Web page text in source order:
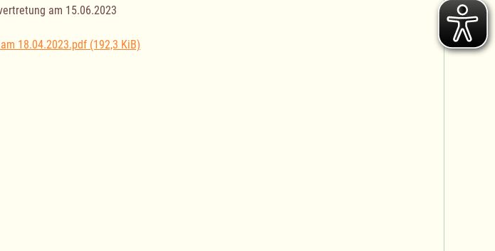
am 15.06.2023
18.04.2023.pdf (192,3 KiB)